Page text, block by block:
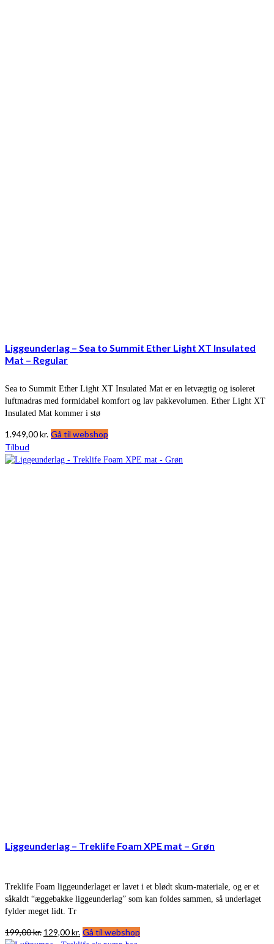
Liggeunderlag – Sea to Summit Ether Light XT Insulated
Mat – Regular
Sea to Summit Ether Light XT Insulated Mat er en letvægtig og isoleret
luftmadras med formidabel komfort og lav pakkevolumen. Ether Light XT
Insulated Mat kommer i stø
1.949,00kr. Gå til webshop
Tilbud
Liggeunderlag – Treklife Foam XPE mat – Grøn
Treklife Foam liggeunderlaget er lavet i et blødt skum-materiale, og er et
såkaldt “æggebakke liggeunderlag” som kan foldes sammen, så underlaget
fylder meget lidt. Tr
199,00kr. Den
129,00kr. Den
Gå til webshop